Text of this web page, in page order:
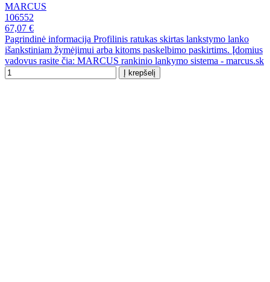
MARCUS
106552
67,07 €
Pagrindinė informacija Profilinis ratukas skirtas lankstymo lanko
išankstiniam žymėjimui arba kitoms paskelbimo paskirtims. Įdomius
vadovus rasite čia: MARCUS rankinio lankymo sistema - marcus.sk
Į krepšelį